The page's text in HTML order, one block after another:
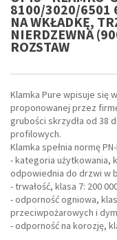
8100/3020/6501
NA WKŁADKĘ,
NIERDZEWNA
ROZSTAW
Klamka Pure wpisuje się
proponowanej przez
grubości skrzydła od 38
profilowych.
Klamka spełnia normę PN-
- kategoria użytkowania,
odpowiednia do drzwi w
- trwałość, klasa 7: 200
- odporność ogniowa,
przeciwpożarowych i
- odporność na korozję,